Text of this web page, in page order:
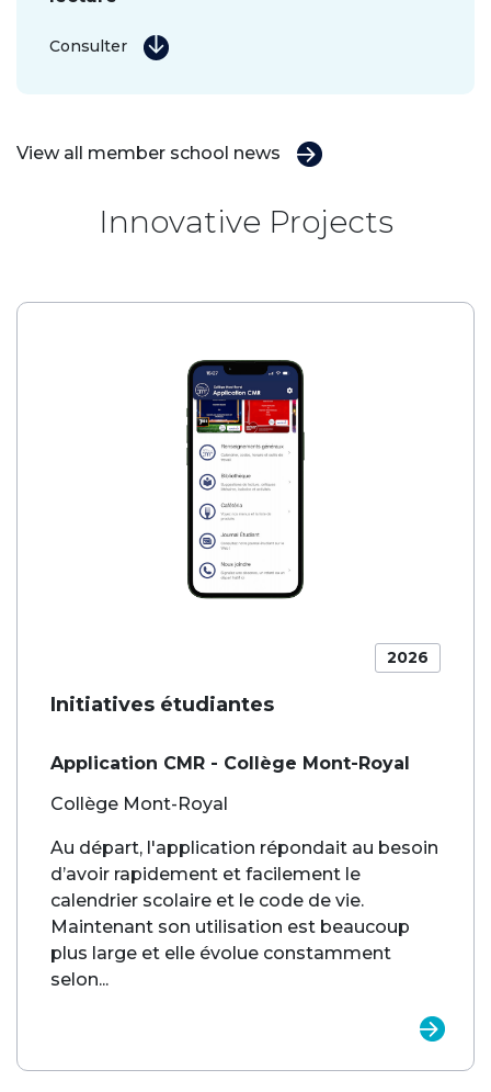
View all member school news
Consulter
Innovative Projects
2026
Initiatives étudiantes
Application CMR - Collège Mont-Royal
Collège Mont-Royal
Au départ, l'application répondait au besoin
d’avoir rapidement et facilement le
calendrier scolaire et le code de vie.
Maintenant son utilisation est beaucoup
plus large et elle évolue constamment
selon...